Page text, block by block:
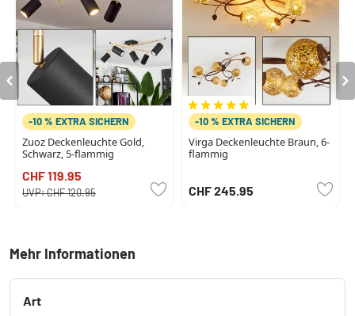
-10 % EXTRA SICHERN
Zuoz Deckenleuchte Gold,
Schwarz, 5-flammig
CHF 119.95
UVP:CHF 120.95
-10 % EXTRA SICHERN
Virga Deckenleuchte Braun, 6-
flammig
CHF 245.95
Mehr Informationen
Art